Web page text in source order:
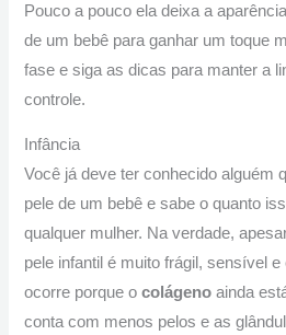
Pouco a pouco ela deixa a
de um bebê para ganhar um toque
fase e siga as dicas para manter a
controle.
Infância
Você já deve ter conhecido alguém
pele de um bebê e sabe o quanto
qualquer mulher. Na verdade,
pele infantil é muito frágil, sensível
ocorre porque ocolágenoainda
conta com menos pelos e as